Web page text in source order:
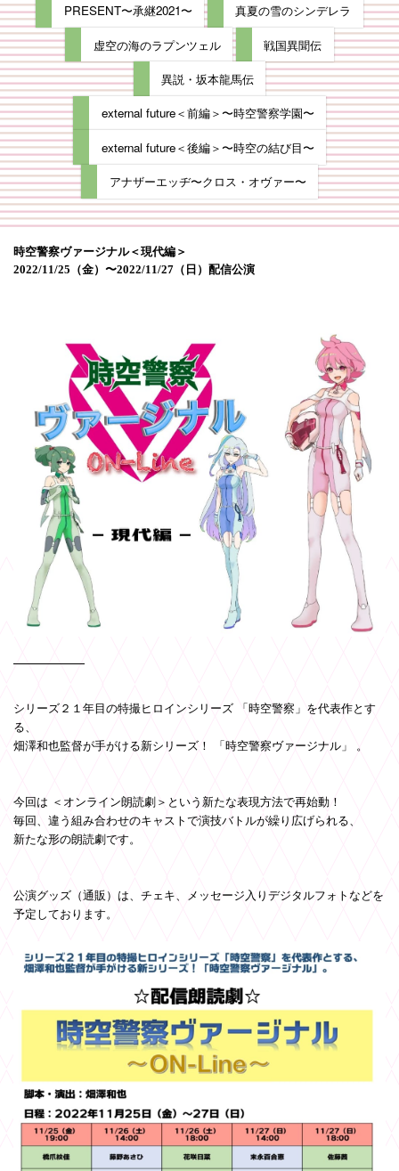
PRESENT〜承継2021〜 真夏の雪のシンデレラ
虚空の海のラプンツェル 戦国異聞伝
異説・坂本龍馬伝
external future＜前編＞〜時空警察学園〜
external future＜後編＞〜時空の結び目〜
アナザーエッヂ〜クロス・オヴァー〜
時空警察ヴァージナル＜現代編＞
2022/11/25（金）〜2022/11/27（日）配信公演
シリーズ２１年目の特撮ヒロインシリーズ 「時空警察」 を代表作とす
る、
畑澤和也監督が手がける新シリーズ！
「時空警察ヴァージナル」 。
今回は ＜オンライン朗読劇＞ という新たな表現方法で再始動！
毎回、違う組み合わせのキャストで演技バトルが繰り広げられる、
新たな形の朗読劇です。
公演グッズ（通販）は、チェキ、メッセージ入りデジタルフォトなどを
予定しております。